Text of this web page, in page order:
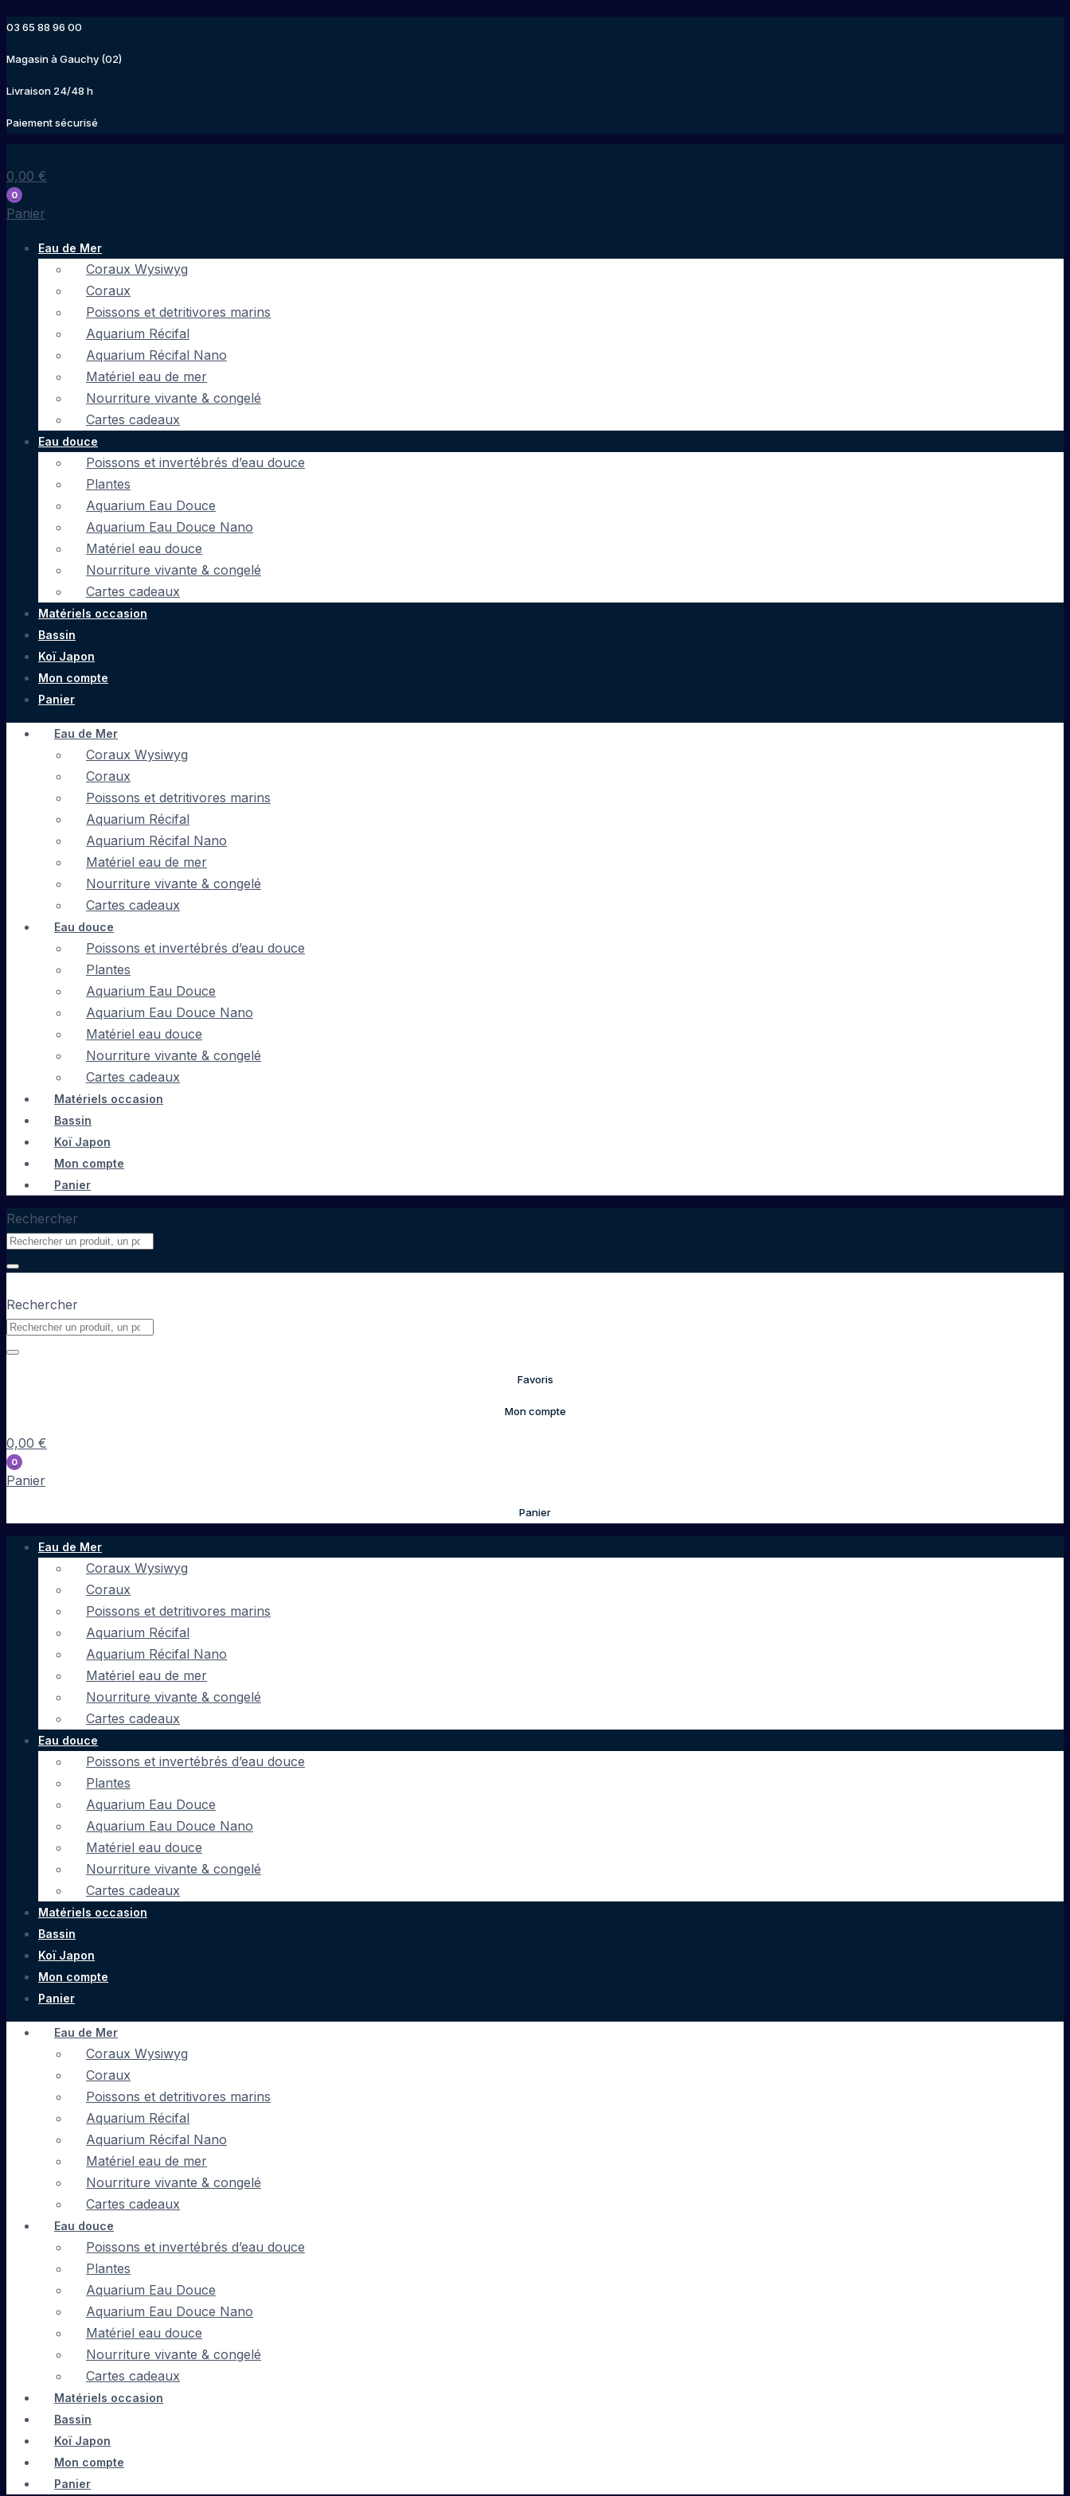
contenu
03 65 88 96 00
Magasin à Gauchy (02)
Livraison 24/48 h
Paiement sécurisé
0,00 €
0
Panier
Eau de Mer
Coraux Wysiwyg
Coraux
Poissons et detritivores marins
Aquarium Récifal
Aquarium Récifal Nano
Matériel eau de mer
Nourriture vivante & congelé
Cartes cadeaux
Eau douce
Poissons et invertébrés d’eau douce
Plantes
Aquarium Eau Douce
Aquarium Eau Douce Nano
Matériel eau douce
Nourriture vivante & congelé
Cartes cadeaux
Matériels occasion
Bassin
Koï Japon
Mon compte
Panier
Eau de Mer
Coraux Wysiwyg
Coraux
Poissons et detritivores marins
Aquarium Récifal
Aquarium Récifal Nano
Matériel eau de mer
Nourriture vivante & congelé
Cartes cadeaux
Eau douce
Poissons et invertébrés d’eau douce
Plantes
Aquarium Eau Douce
Aquarium Eau Douce Nano
Matériel eau douce
Nourriture vivante & congelé
Cartes cadeaux
Matériels occasion
Bassin
Koï Japon
Mon compte
Panier
Rechercher
Rechercher
Favoris
Mon compte
0,00 €
0
Panier
Panier
Eau de Mer
Coraux Wysiwyg
Coraux
Poissons et detritivores marins
Aquarium Récifal
Aquarium Récifal Nano
Matériel eau de mer
Nourriture vivante & congelé
Cartes cadeaux
Eau douce
Poissons et invertébrés d’eau douce
Plantes
Aquarium Eau Douce
Aquarium Eau Douce Nano
Matériel eau douce
Nourriture vivante & congelé
Cartes cadeaux
Matériels occasion
Bassin
Koï Japon
Mon compte
Panier
Eau de Mer
Coraux Wysiwyg
Coraux
Poissons et detritivores marins
Aquarium Récifal
Aquarium Récifal Nano
Matériel eau de mer
Nourriture vivante & congelé
Cartes cadeaux
Eau douce
Poissons et invertébrés d’eau douce
Plantes
Aquarium Eau Douce
Aquarium Eau Douce Nano
Matériel eau douce
Nourriture vivante & congelé
Cartes cadeaux
Matériels occasion
Bassin
Koï Japon
Mon compte
Panier